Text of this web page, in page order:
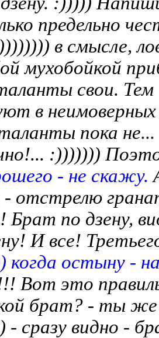
предельно
в смысле,
мухобойкой
свои. Тем
в
пока не...
:)))))))
- не скажу.
отстрелю
по дзену,
И все!
когда остыну -
Вот это
брат? - ты
- сразу видно -